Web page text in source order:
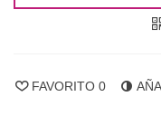
FAVORITO 0